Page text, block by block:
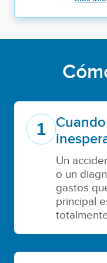
1
Un
o un
gastos
principal